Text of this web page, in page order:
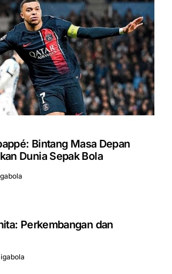
Bintang Masa Depan
Dunia Sepak Bola
Perkembangan dan
ligabola